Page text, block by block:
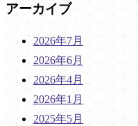
アーカイブ
2026年7月
2026年6月
2026年4月
2026年1月
2025年5月